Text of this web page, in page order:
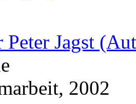
Jagst
2002